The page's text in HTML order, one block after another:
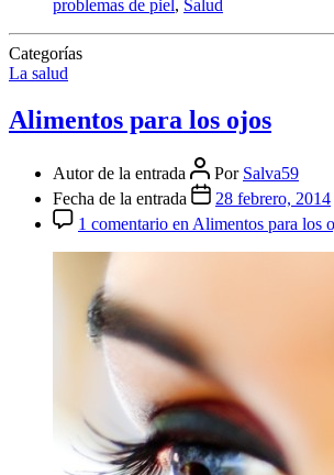
problemas de piel, Salud
Categorías
La salud
Alimentos para los ojos
Autor de la entrada Por Salva59
Fecha de la entrada
28 febrero, 2014
1 comentario en Alimentos para los